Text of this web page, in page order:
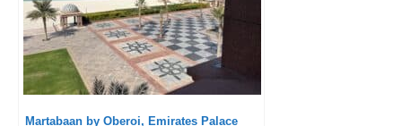
Martabaan by Oberoi, Emirates Palace